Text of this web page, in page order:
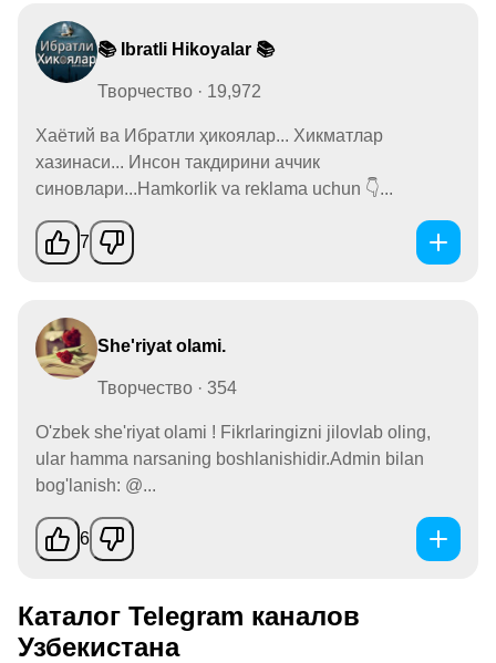
📚 Ibratli Hikoyalar 📚
Творчество · 19,972
Хаётий ва Ибратли ҳикоялар... Хикматлар
хазинаси... Инсон такдирини аччик
синовлари...Hamkorlik va reklama uchun 👇...
7
She'riyat olami.
Творчество · 354
O'zbek she'riyat olami ! Fikrlaringizni jilovlab oling,
ular hamma narsaning boshlanishidir.Admin bilan
bog'lanish: @...
6
Каталог Telegram каналов
Узбекистана